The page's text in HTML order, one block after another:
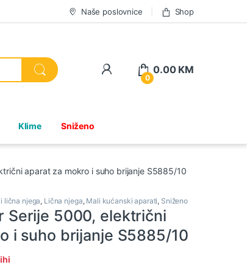
Naše poslovnice Shop
0
0.00 KM
Klime Sniženo
aparat za mokro i suho brijanje S5885/10
lična njega, Lična njega, Mali kućanski aparati, Sniženo
Serije 5000, električni
i suho brijanje S5885/10